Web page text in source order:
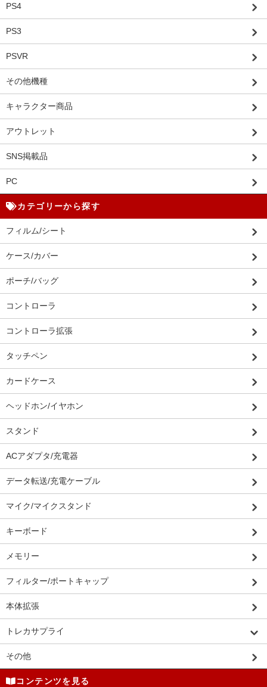
PS4
PS3
PSVR
その他機種
キャラクター商品
アウトレット
SNS掲載品
PC
カテゴリーから探す
フィルム/シート
ケース/カバー
ポーチ/バッグ
コントローラ
コントローラ拡張
タッチペン
カードケース
ヘッドホン/イヤホン
スタンド
ACアダプタ/充電器
データ転送/充電ケーブル
マイク/マイクスタンド
キーボード
メモリー
フィルター/ポートキャップ
本体拡張
トレカサプライ
その他
コンテンツを見る